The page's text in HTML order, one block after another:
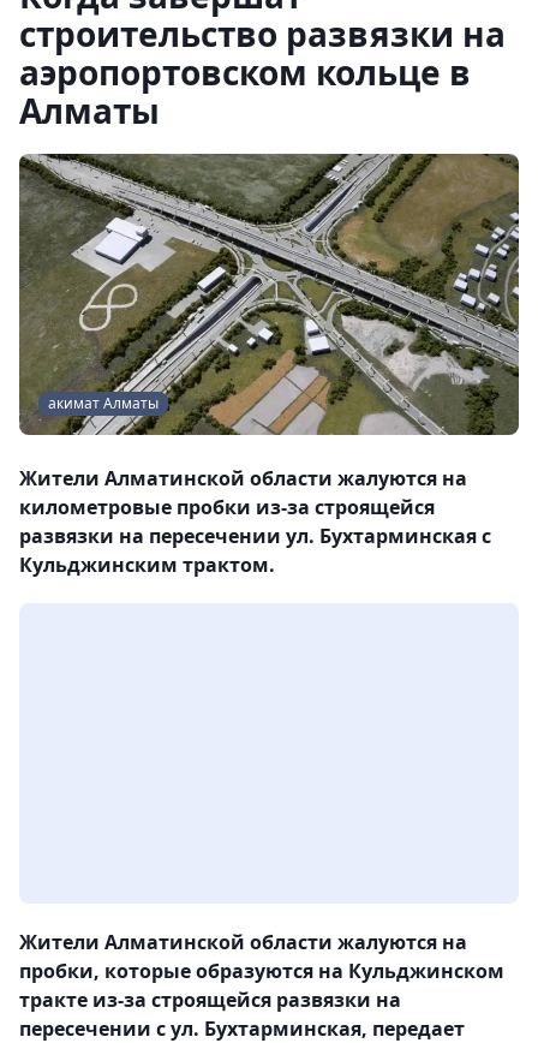
строительство развязки на
аэропортовском кольце в
Алматы
акимат Алматы
Жители Алматинской области жалуются на
километровые пробки из-за строящейся
развязки на пересечении ул. Бухтарминская с
Кульджинским трактом.
Жители Алматинской области жалуются на
пробки, которые образуются на Кульджинском
тракте из-за строящейся развязки на
пересечении с ул. Бухтарминская, передает